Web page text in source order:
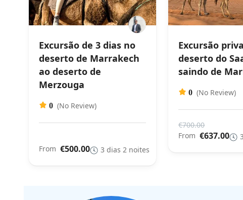
Excursão de 3 dias no
deserto de Marrakech
ao deserto de
Merzouga
0 (No Review)
From €500.00 3 dias 2 noites
Excursão
deserto do
saindo de
0 (No Review)
€700.00
From €637.00